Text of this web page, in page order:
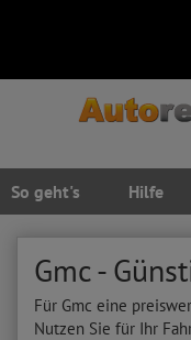
So geht's Hilfe
Gmc -
Für Gmc eine
Nutzen Sie für Ihr